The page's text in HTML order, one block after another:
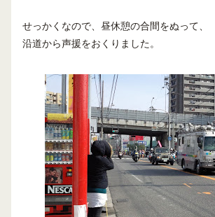
せっかくなので、昼休憩の合間をぬって、
沿道から声援をおくりました。